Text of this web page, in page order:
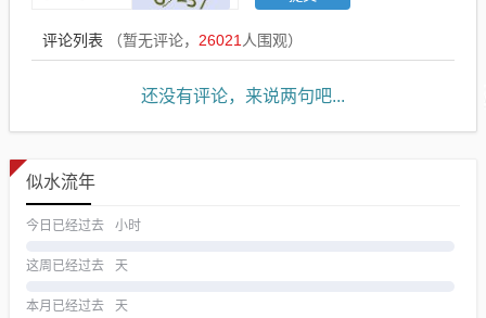
评论列表 （暂无评论， 26021 人围观）
还没有评论，来说两句吧...
似水流年
今日已经过去 小时
这周已经过去 天
本月已经过去 天